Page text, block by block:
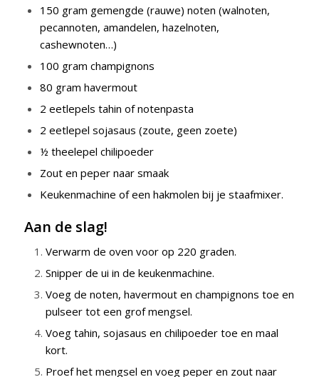
150 gram gemengde (rauwe) noten (walnoten,
pecannoten, amandelen, hazelnoten,
cashewnoten…)
100 gram champignons
80 gram havermout
2 eetlepels tahin of notenpasta
2 eetlepel sojasaus (zoute, geen zoete)
½ theelepel chilipoeder
Zout en peper naar smaak
Keukenmachine of een hakmolen bij je staafmixer.
Aan de slag!
Verwarm de oven voor op 220 graden.
Snipper de ui in de keukenmachine.
Voeg de noten, havermout en champignons toe en
pulseer tot een grof mengsel.
Voeg tahin, sojasaus en chilipoeder toe en maal
kort.
Proef het mengsel en voeg peper en zout naar